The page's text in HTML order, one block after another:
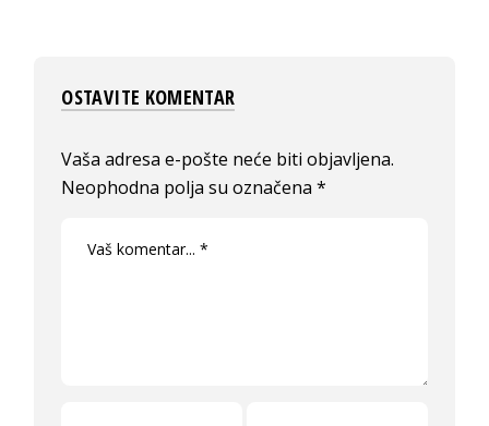
OSTAVITE KOMENTAR
Vaša adresa e-pošte neće biti objavljena.
Neophodna polja su označena*